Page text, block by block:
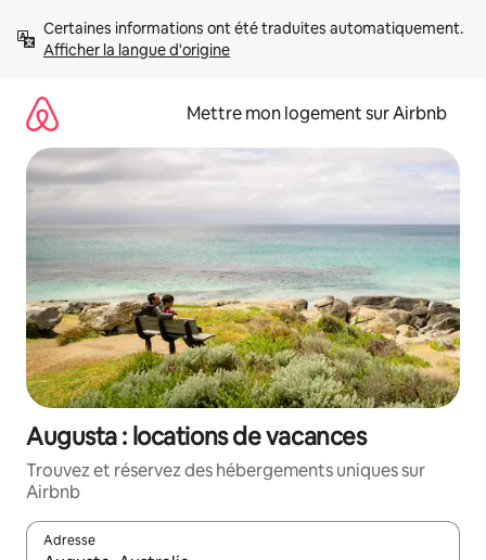
directement
Afficher la langue d'origine
Mettre mon logement sur Airbnb
Augusta : locations de vacances
Trouvez et réservez des hébergements uniques sur
Airbnb
Adresse